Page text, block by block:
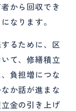
から回収でき
なります。
るために、区
て、修繕積立
負担増につな
か話が進まな
金の引き上げ